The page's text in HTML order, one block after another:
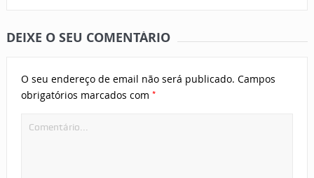
DEIXE O SEU COMENTÁRIO
O seu endereço de email não será publicado. Campos
obrigatórios marcados com *